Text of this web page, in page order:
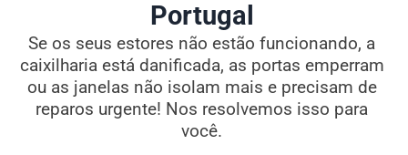
Portugal
Se os seus estores não estão funcionando, a
caixilharia está danificada, as portas emperram
ou as janelas não isolam mais e precisam de
reparos urgente! Nos resolvemos isso para
você.